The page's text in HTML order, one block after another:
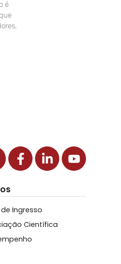
é
Ingresso
Científica